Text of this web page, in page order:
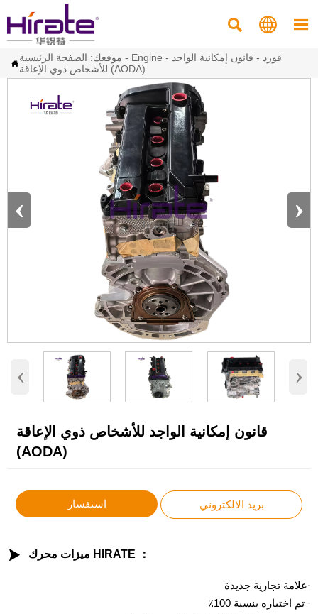
  
 موقعك: الصفحة الرئيسية - Engine - فورد - قانون إمكانية الواجد
للأشخاص ذوي الإعاقة (AODA)
‹ ›
‹ ›
قانون إمكانية الواجد للأشخاص ذوي الإعاقة
(AODA)
استفسار بريد الالكتروني
 ميزات محرك HIRATE ：
·علامة تجارية جديدة
· تم اختباره بنسبة 100٪